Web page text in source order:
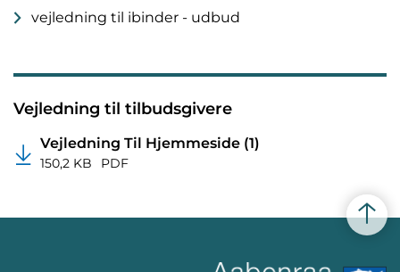
vejledning til ibinder - udbud
Vejledning til tilbudsgivere
Vejledning Til Hjemmeside (1)
150,2 KB PDF